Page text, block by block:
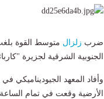
ضرب زلزال
الجنوبية الشرقية لجزيرة
وأفاد المعهد الجيوديناميكي في